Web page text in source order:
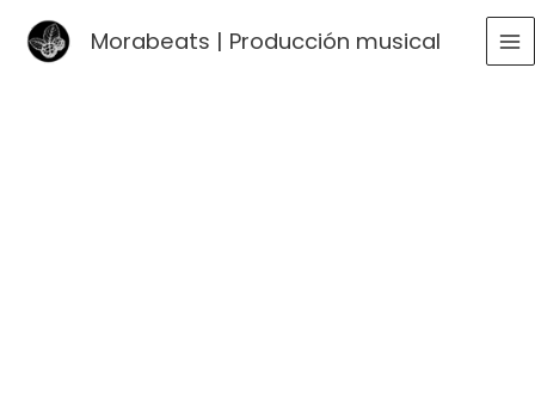
Morabeats | Producción musical